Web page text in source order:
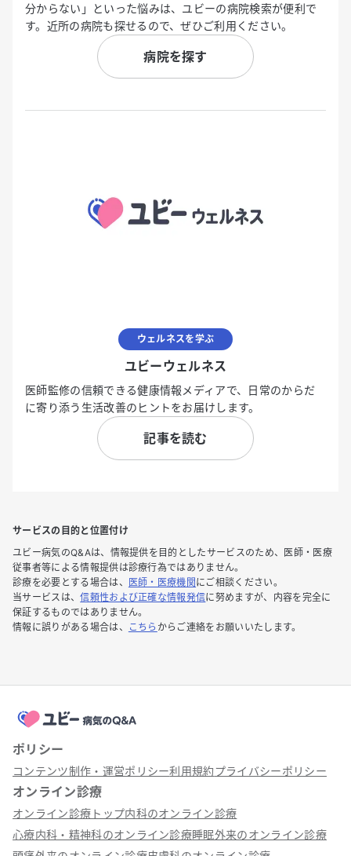
分からない」といった悩みは、ユビーの病院検索が便利で
す。近所の病院も探せるので、ぜひご利用ください。
病院を探す
ウェルネスを学ぶ
ユビーウェルネス
医師監修の信頼できる健康情報メディアで、日常のからだ
に寄り添う生活改善のヒントをお届けします。
記事を読む
サービスの目的と位置付け
ユビー病気のQ&Aは、情報提供を目的としたサービスのため、医師・医療
従事者等による情報提供は診療行為ではありません。
診療を必要とする場合は、
医師・医療機関 にご相談ください。
当サービスは、信頼性および正確な情報発信に努めますが、内容を完全に
保証するものではありません。
情報に誤りがある場合は、
こちら からご連絡をお願いいたします。
ポリシー
コンテンツ制作・運営ポリシー利用規約プライバシーポリシー
オンライン診療
オンライン診療トップ内科のオンライン診療
心療内科・精神科のオンライン診療睡眠外来のオンライン診療